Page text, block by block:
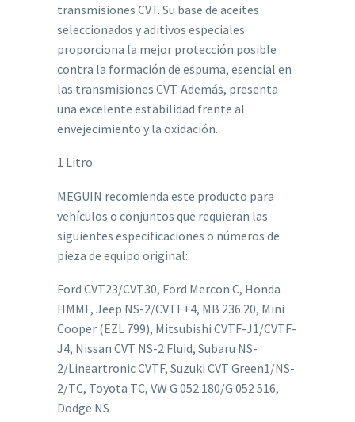
transmisiones CVT. Su base de aceites
seleccionados y aditivos especiales
proporciona la mejor protección posible
contra la formación de espuma, esencial en
las transmisiones CVT. Además, presenta
una excelente estabilidad frente al
envejecimiento y la oxidación.
1 Litro.
MEGUIN recomienda este producto para
vehículos o conjuntos que requieran las
siguientes especificaciones o números de
pieza de equipo original:
Ford CVT23/CVT30, Ford Mercon C, Honda
HMMF, Jeep NS-2/CVTF+4, MB 236.20, Mini
Cooper (EZL 799), Mitsubishi CVTF-J1/CVTF-
J4, Nissan CVT NS-2 Fluid, Subaru NS-
2/Lineartronic CVTF, Suzuki CVT Green1/NS-
2/TC, Toyota TC, VW G 052 180/G 052 516,
Dodge NS